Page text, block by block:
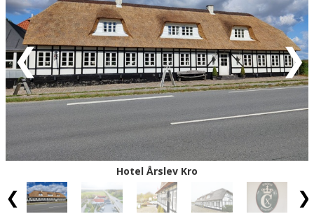
Röd = ankomstdatum är fullbokad.
Vit = ingen ankomst möjlig
Eventuell rabatt är avdragen från de angivna priserna.
Hotel Årslev Kro